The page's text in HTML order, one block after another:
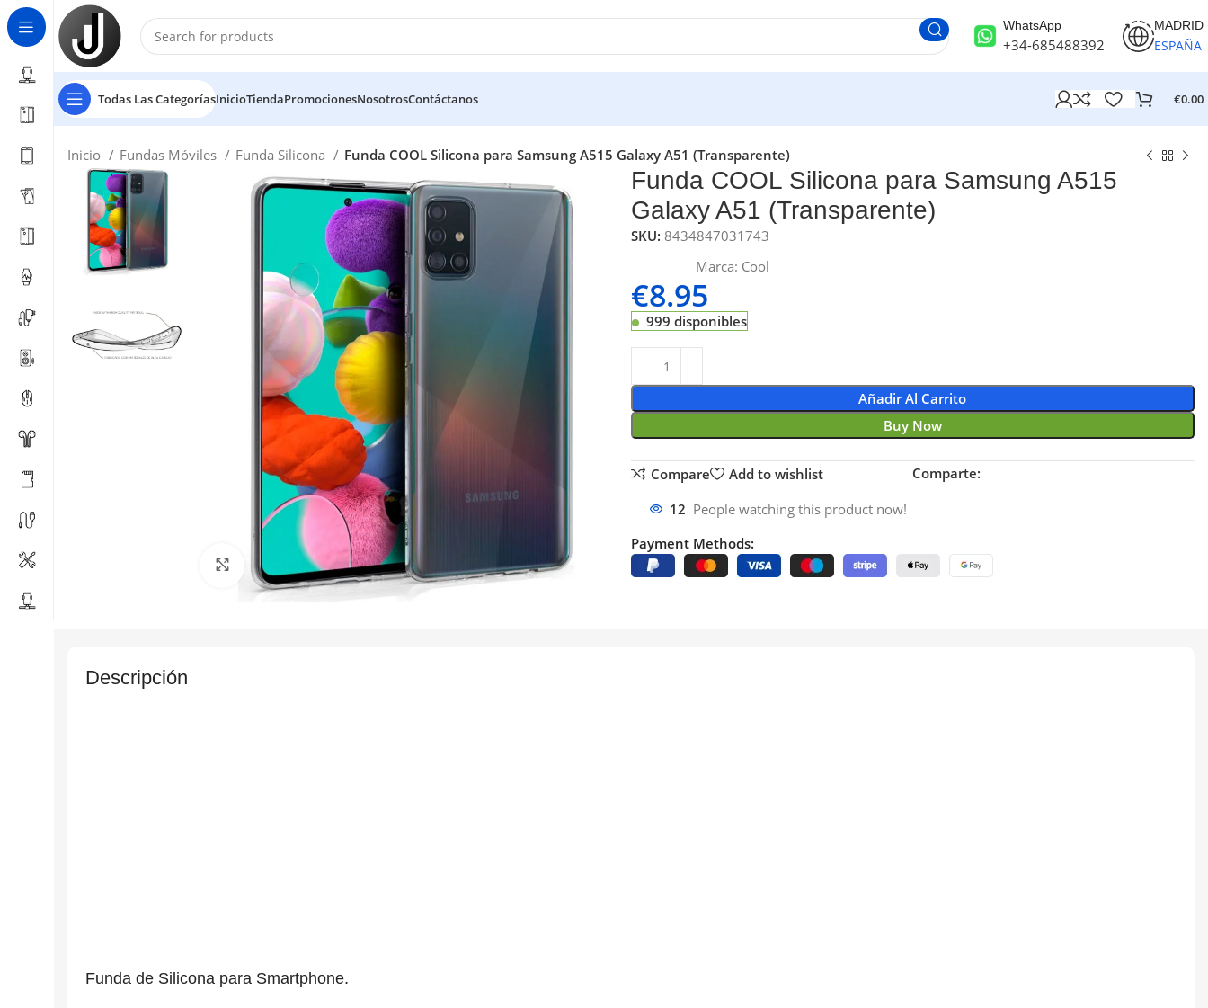
WhatsApp
+34-685488392
MADRID
ESPAÑA
Todas Las CategoríasInicioTiendaPromocionesNosotrosContáctanos €0.00
Inicio Fundas Móviles Funda Silicona Funda COOL Silicona para Samsung A515 Galaxy A51 (Transparente)
Click to enlarge
Funda COOL Silicona para Samsung A515
Galaxy A51 (Transparente)
SKU: 8434847031743
Marca: Cool
€8.95
999 disponibles
Añadir Al Carrito
Buy Now
Compare Add to wishlist Comparte:
12 People watching this product now!
Payment Methods:
Descripción
Funda de Silicona para Smartphone.